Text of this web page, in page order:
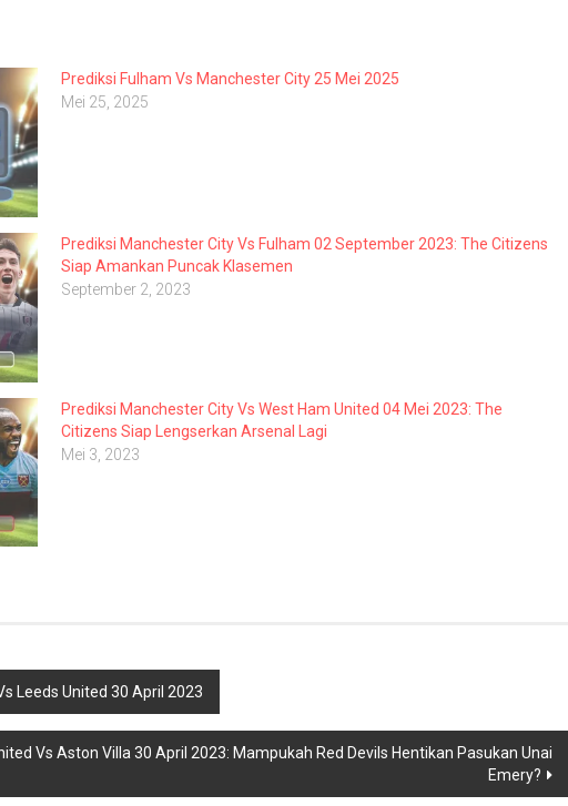
Prediksi Fulham Vs Manchester City 25 Mei 2025
Mei 25, 2025
Prediksi Manchester City Vs Fulham 02 September 2023: The Citizens
Siap Amankan Puncak Klasemen
September 2, 2023
Prediksi Manchester City Vs West Ham United 04 Mei 2023: The
Citizens Siap Lengserkan Arsenal Lagi
Mei 3, 2023
Leeds United 30 April 2023
Vs Aston Villa 30 April 2023: Mampukah Red Devils Hentikan Pasukan Unai
Emery?